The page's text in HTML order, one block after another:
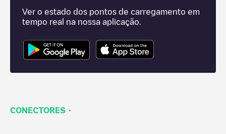
Ver o estado dos pontos de carregamento em
tempo real na nossa aplicação.
CONECTORES ·